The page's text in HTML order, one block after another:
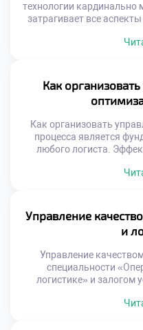
технологии кардинально
затрагивает все
интеллектуальным
Выпускники должны
цифровом ландшафте.
является базовой
Как
Как организовать
процесса является
любого логиста.
Избыток продукции
запасами отличает
специальности
тему углубленно.
Управление
и
Управление
специальности
логистике» и залогом
поставок. Высокие